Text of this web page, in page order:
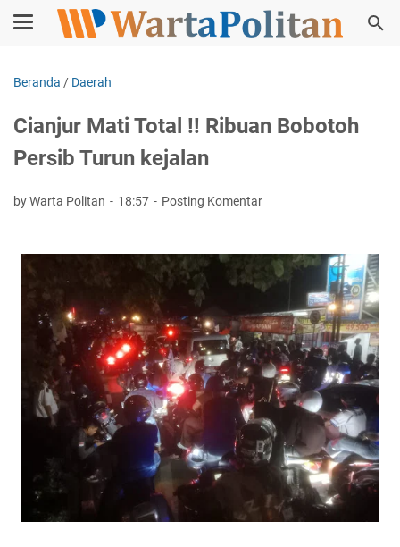
Beranda / Daerah
Cianjur Mati Total !! Ribuan Bobotoh
Persib Turun kejalan
by Warta Politan 18:57 Posting Komentar